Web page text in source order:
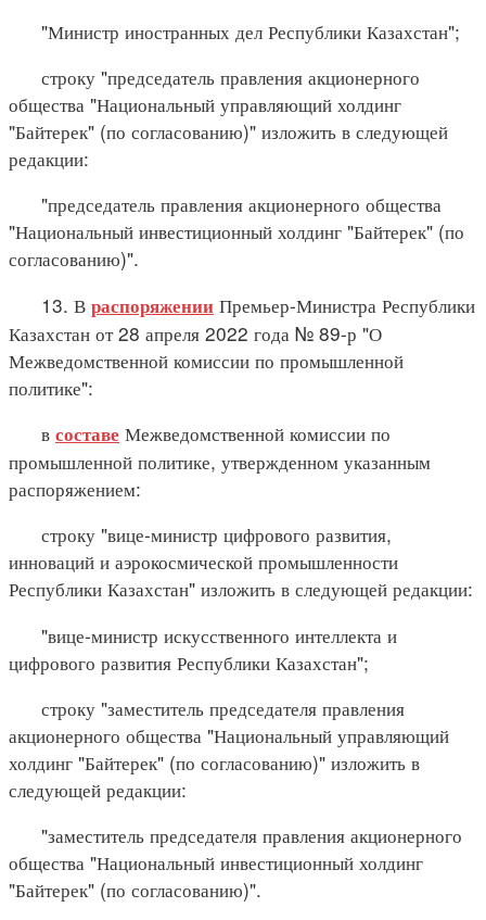
"Министр иностранных дел Республики Казахстан";
строку "председатель правления акционерного
общества "Национальный управляющий холдинг
"Байтерек" (по согласованию)" изложить в следующей
редакции:
"председатель правления акционерного общества
"Национальный инвестиционный холдинг "Байтерек" (по
согласованию)".
13. В распоряжении Премьер-Министра Республики
Казахстан от 28 апреля 2022 года № 89-р "О
Межведомственной комиссии по промышленной
политике":
в составе Межведомственной комиссии по
промышленной политике, утвержденном указанным
распоряжением:
строку "вице-министр цифрового развития,
инноваций и аэрокосмической промышленности
Республики Казахстан" изложить в следующей редакции:
"вице-министр искусственного интеллекта и
цифрового развития Республики Казахстан";
строку "заместитель председателя правления
акционерного общества "Национальный управляющий
холдинг "Байтерек" (по согласованию)" изложить в
следующей редакции:
"заместитель председателя правления акционерного
общества "Национальный инвестиционный холдинг
"Байтерек" (по согласованию)".